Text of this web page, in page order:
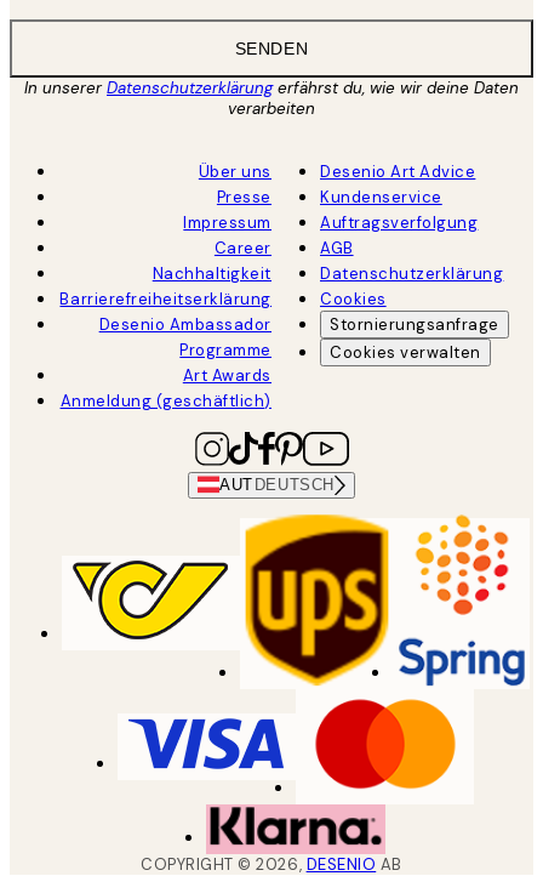
SENDEN
In unsererDatenschutzerklärungerfährst du, wie wir deine Daten
verarbeiten
Über uns
Presse
Impressum
Career
Nachhaltigkeit
Barrierefreiheitserklärung
Desenio Ambassador
Programme
Art Awards
Anmeldung (geschäftlich)
Desenio Art Advice
Kundenservice
Auftragsverfolgung
AGB
Datenschutzerklärung
Cookies
Stornierungsanfrage
Cookies verwalten
AUT DEUTSCH
COPYRIGHT ©2026, DESENIO AB